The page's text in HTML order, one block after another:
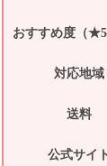
おすすめ度（★5
対応地域
送料
公式サイト